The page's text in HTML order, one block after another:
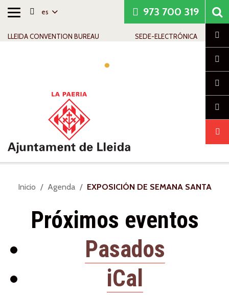
Alternar
es
LLEIDA CONVENTION BUREAU SEDE-ELECTRÓNICA
973 700 319
Usted
aquí:
Inicio Agenda EXPOSICIÓN DE SEMANA SANTA
Próximos eventos
Pasados
iCal